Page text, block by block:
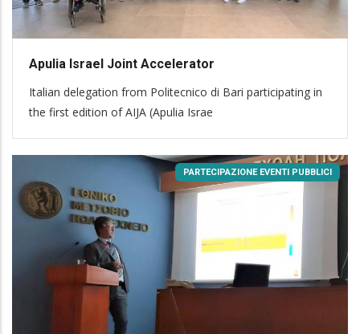
Apulia Israel Joint Accelerator
Italian delegation from Politecnico di Bari participating in
the first edition of AIJA (Apulia Israe
PARTECIPAZIONE EVENTI PUBBLICI